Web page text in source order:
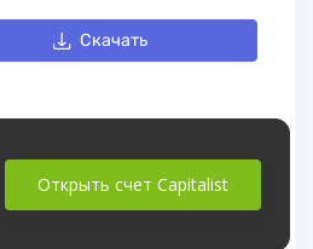
Скачать
Открыть счет Capitalist